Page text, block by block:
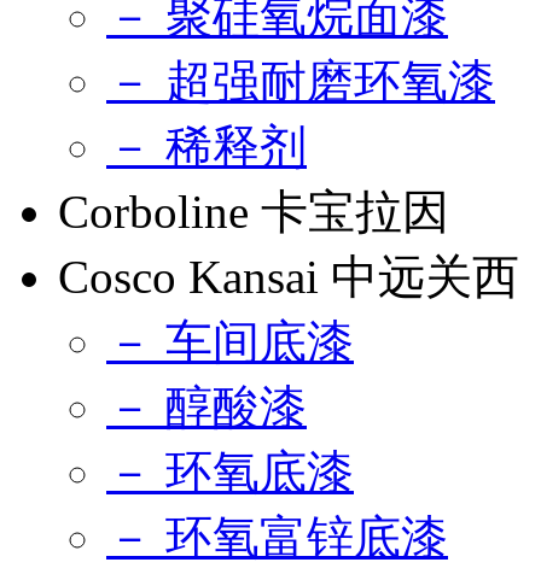
－ 聚硅氧烷面漆
－ 超强耐磨环氧漆
－ 稀释剂
Corboline 卡宝拉因
Cosco Kansai 中远关西
－ 车间底漆
－ 醇酸漆
－ 环氧底漆
－ 环氧富锌底漆